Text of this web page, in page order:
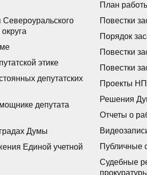
этике
депутатских
депутата
Думы
Единой учетной
План
Повестки
Порядок
Повестки
Повестки
Проекты
Решения
Отчеты о
Публичные
Судебные